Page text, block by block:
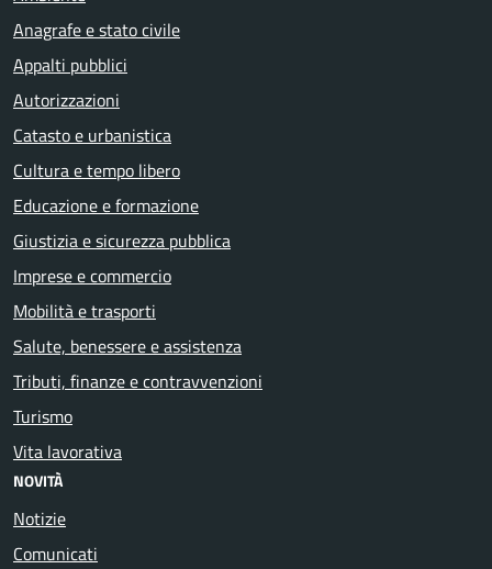
Anagrafe e stato civile
Appalti pubblici
Autorizzazioni
Catasto e urbanistica
Cultura e tempo libero
Educazione e formazione
Giustizia e sicurezza pubblica
Imprese e commercio
Mobilità e trasporti
Salute, benessere e assistenza
Tributi, finanze e contravvenzioni
Turismo
Vita lavorativa
NOVITÀ
Notizie
Comunicati